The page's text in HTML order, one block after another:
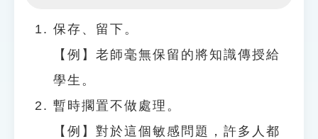
保存、留下。
【例】老師毫無保留的將知識傳授給
學生。
暫時擱置不做處理。
【例】對於這個敏感問題，許多人都